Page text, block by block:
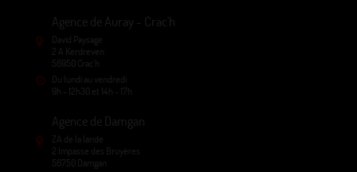
Agence de Auray - Crac'h
David Paysage
2 A Kerdreven
56950 Crac'h
Du lundi au vendredi
9h - 12h30 et 14h - 17h
Agence de Damgan
ZA de la lande
2 Impasse des Bruyères
56750 Damgan